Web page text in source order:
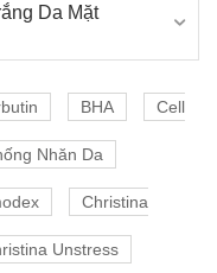
Da Mặt
BHA Cell
Nhăn Da
Christina
Unstress